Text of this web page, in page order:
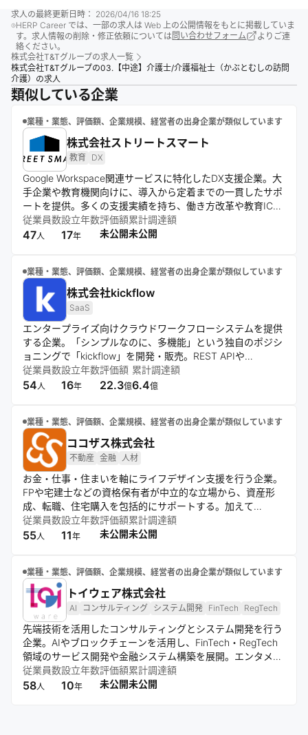
求人の最終更新日時： 2026/04/16 18:25
HERP Career では、一部の求人は Web 上の公開情報をもとに掲載していま
す。求人情報の削除・修正依頼については問い合わせフォーム
よりご連
絡ください。
株式会社T&Tグループの求人一覧
株式会社T&Tグループの03.【中途】介護士/介護福祉士（かぶとむしの訪問
介護）の求人
類似している企業
業種・業態、評価額、企業規模、経営者の出身企業が類似しています
株式会社ストリートスマート
教育 DX
Google Workspace関連サービスに特化したDX支援企業。大
手企業や教育機関向けに、導入から定着までの一貫したサポ
ートを提供。多くの支援実績を持ち、働き方改革や教育ICT
化を推進。テクノロジーを活用した社会変革を目指す。
従業員数
47人
設立年数
17年
評価額
未公開
累計調達額
未公開
業種・業態、評価額、企業規模、経営者の出身企業が類似しています
株式会社kickflow
SaaS
エンタープライズ向けクラウドワークフローシステムを提供
する企業。「シンプルなのに、多機能」という独自のポジシ
ョニングで「kickflow」を開発・販売。REST APIや
Webhookを活用し、他システムとの連携を重視。直感的な
UI/UXと柔軟な組織管理機能を特徴とし、手厚い導入サポー
従業員数
54 人
設立年数
16年
評価額
22.3億
累計調達額
6.4億
業種・業態、評価額、企業規模、経営者の出身企業が類似しています
ココザス株式会社
不動産 金融 人材
お金・仕事・住まいを軸にライフデザイン支援を行う企業。
FPや宅建士などの資格保有者が中立的な立場から、資産形
成、転職、住宅購入を包括的にサポートする。加えて
「COCO VILLA」や「TARU SAUNA LABO」の運営を通
じ、暮らしや体験の提案も展開。「ワクワク、生きる」を理
従業員数
55人
設立年数
11年
評価額
未公開
累計調達額
未公開
業種・業態、評価額、企業規模、経営者の出身企業が類似しています
トイウェア株式会社
AI コンサルティング システム開発 FinTech RegTech
先端技術を活用したコンサルティングとシステム開発を行う
企業。AIやブロックチェーンを活用し、FinTech・RegTech
領域のサービス開発や金融システム構築を展開。エンタメ領
域ではファンコミュニティサービスも提供し、コンサルティ
ングと開発を組み合わせて事業成長を支援する。
従業員数
58人
設立年数
10年
評価額
未公開
累計調達額
未公開